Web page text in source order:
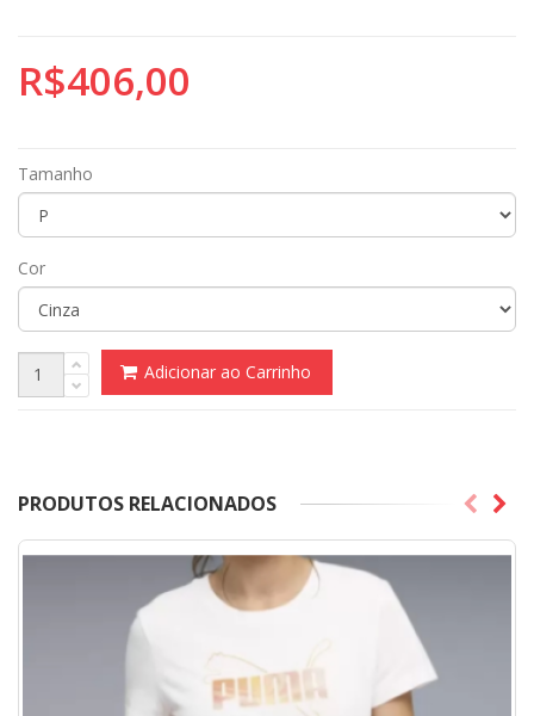
R$406,00
Tamanho
Cor
Adicionar ao Carrinho
PRODUTOS RELACIONADOS